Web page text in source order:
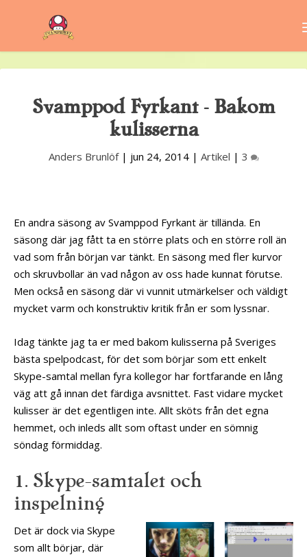
Svamppod Fyrkant – Bakom
kulisserna
Anders Brunlöf| jun 24, 2014| Artikel | 3
En andra säsong av Svamppod Fyrkant är tillända. En
säsong där jag fått ta en större plats och en större roll än
vad som från början var tänkt. En säsong med fler kurvor
och skruvbollar än vad någon av oss hade kunnat förutse.
Men också en säsong där vi vunnit utmärkelser och väldigt
mycket varm och konstruktiv kritik från er som lyssnar.
Idag tänkte jag ta er med bakom kulisserna på Sveriges
bästa spelpodcast, för det som börjar som ett enkelt
Skype-samtal mellan fyra kollegor har fortfarande en lång
väg att gå innan det färdiga avsnittet. Fast vidare mycket
kulisser är det egentligen inte. Allt sköts från det egna
hemmet, och inleds allt som oftast under en sömnig
söndag förmiddag.
1. Skype-samtalet och
inspelning
Det är dock via Skype
som allt börjar, där